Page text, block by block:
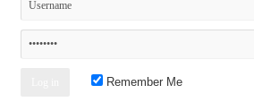
Remember Me